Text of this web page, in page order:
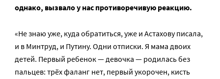
однако, вызвало у нас противоречивую реакцию.
«Не знаю уже, куда обратиться, уже и Астахову писала,
и в Минтруд, и Путину. Одни отписки. Я мама двоих
детей. Первый ребенок — девочка — родилась без
пальцев: трёх фаланг нет, первый укорочен, кисть